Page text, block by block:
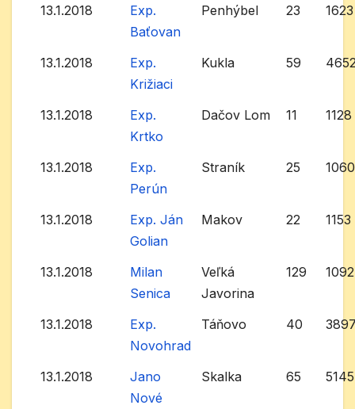
13.1.2018
Exp.
Baťovan
Penhýbel 23 1623
13.1.2018
Exp.
Križiaci
Kukla 59
13.1.2018
Exp.
Krtko
Dačov Lom 11 1128
13.1.2018
Exp.
Perún
Straník 25 1060
13.1.2018
Exp. Ján
Golian
Makov 22 1153
13.1.2018
Milan
Senica
Veľká
Javorina
129
13.1.2018
Exp.
Novohrad
Táňovo 40
13.1.2018
Jano
Nové
Skalka 65 5145